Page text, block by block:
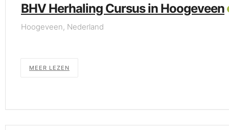
BHV Herhaling Cursus in Hoogeveen
Hoogeveen, Nederland
MEER LEZEN